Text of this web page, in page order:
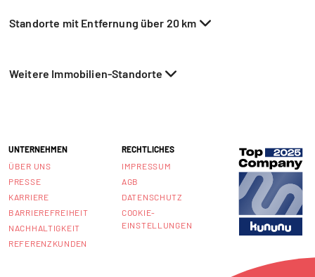
Standorte mit Entfernung über 20 km
Weitere Immobilien-Standorte
UNTERNEHMEN
ÜBER UNS
PRESSE
KARRIERE
BARRIEREFREIHEIT
NACHHALTIGKEIT
REFERENZKUNDEN
RECHTLICHES
IMPRESSUM
AGB
DATENSCHUTZ
COOKIE-
EINSTELLUNGEN